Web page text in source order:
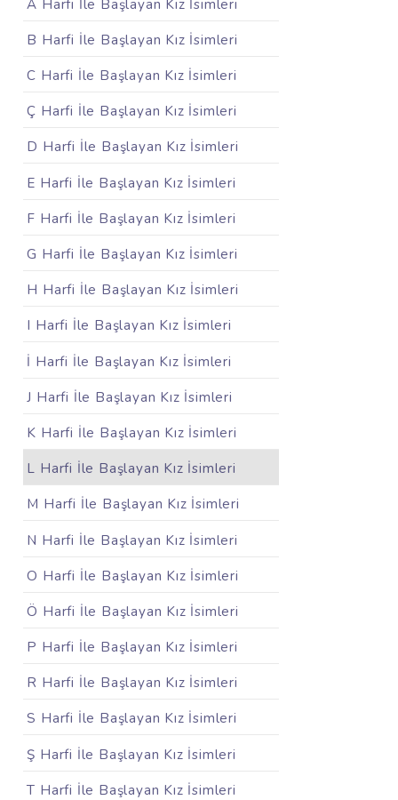
A Harfi İle Başlayan Kız İsimleri
B Harfi İle Başlayan Kız İsimleri
C Harfi İle Başlayan Kız İsimleri
Ç Harfi İle Başlayan Kız İsimleri
D Harfi İle Başlayan Kız İsimleri
E Harfi İle Başlayan Kız İsimleri
F Harfi İle Başlayan Kız İsimleri
G Harfi İle Başlayan Kız İsimleri
H Harfi İle Başlayan Kız İsimleri
I Harfi İle Başlayan Kız İsimleri
İ Harfi İle Başlayan Kız İsimleri
J Harfi İle Başlayan Kız İsimleri
K Harfi İle Başlayan Kız İsimleri
L Harfi İle Başlayan Kız İsimleri
M Harfi İle Başlayan Kız İsimleri
N Harfi İle Başlayan Kız İsimleri
O Harfi İle Başlayan Kız İsimleri
Ö Harfi İle Başlayan Kız İsimleri
P Harfi İle Başlayan Kız İsimleri
R Harfi İle Başlayan Kız İsimleri
S Harfi İle Başlayan Kız İsimleri
Ş Harfi İle Başlayan Kız İsimleri
T Harfi İle Başlayan Kız İsimleri